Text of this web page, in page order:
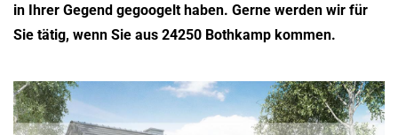
in Ihrer Gegend gegoogelt haben. Gerne werden wir für
Sie tätig, wenn Sie aus 24250 Bothkamp kommen.